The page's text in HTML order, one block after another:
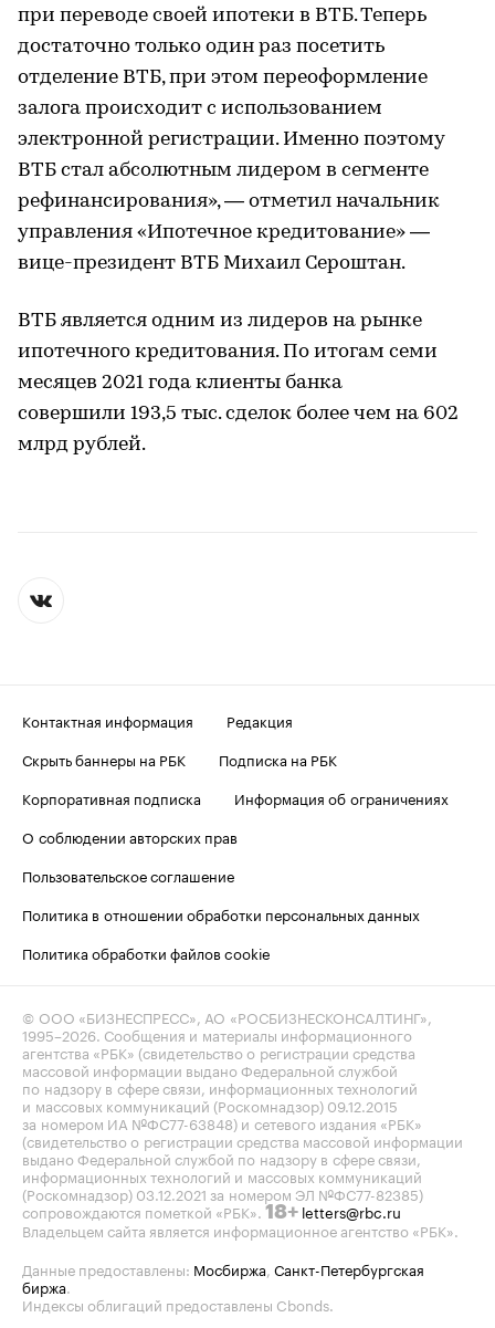
при переводе своей ипотеки в ВТБ. Теперь
достаточно только один раз посетить
отделение ВТБ, при этом переоформление
залога происходит с использованием
электронной регистрации. Именно поэтому
ВТБ стал абсолютным лидером в сегменте
рефинансирования», — отметил начальник
управления «Ипотечное кредитование» —
вице-президент ВТБ Михаил Сероштан.
ВТБ является одним из лидеров на рынке
ипотечного кредитования. По итогам семи
месяцев 2021 года клиенты банка
совершили 193,5 тыс. сделок более чем на 602
млрд рублей.
Контактная информация
Редакция
Скрыть баннеры на РБК
Подписка на РБК
Корпоративная подписка
Информация об ограничениях
О соблюдении авторских прав
Пользовательское соглашение
Политика в отношении обработки персональных данных
Политика обработки файлов cookie
© ООО «БИЗНЕСПРЕСС», АО «РОСБИЗНЕСКОНСАЛТИНГ»,
1995–2026. Сообщения и материалы информационного
агентства «РБК» (свидетельство о регистрации средства
массовой информации выдано Федеральной службой
по надзору в сфере связи, информационных технологий
и массовых коммуникаций (Роскомнадзор) 09.12.2015
за номером ИА №ФС77-63848) и сетевого издания «РБК»
(свидетельство о регистрации средства массовой информации
выдано Федеральной службой по надзору в сфере связи,
информационных технологий и массовых коммуникаций
(Роскомнадзор) 03.12.2021 за номером ЭЛ №ФС77-82385)
сопровождаются пометкой «РБК». 18+ letters@rbc.ru
Владельцем сайта является информационное агентство «РБК».
Данные предоставлены: Мосбиржа, Санкт-Петербургская
биржа.
Индексы облигаций предоставлены Cbonds.